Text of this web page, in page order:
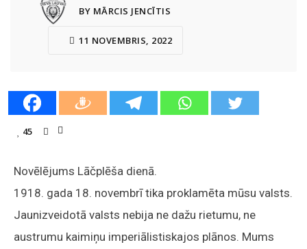
BY MĀRCIS JENCĪTIS
11 NOVEMBRIS, 2022
45
Novēlējums Lāčplēša dienā.
1918. gada 18. novembrī tika proklamēta mūsu valsts.
Jaunizveidotā valsts nebija ne dažu rietumu, ne
austrumu kaimiņu imperiālistiskajos plānos. Mums